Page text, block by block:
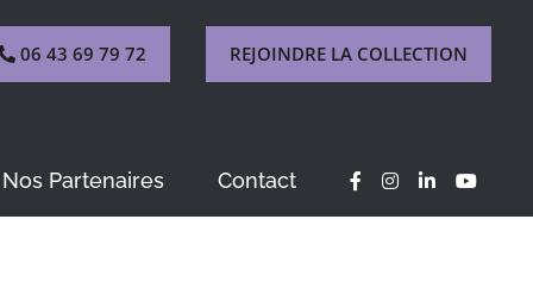
06 43 69 79 72 REJOINDRE LA COLLECTION
Nos Partenaires Contact